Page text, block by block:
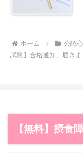
ホーム 公認
試験】合格通知、届きま
【無料】摂食